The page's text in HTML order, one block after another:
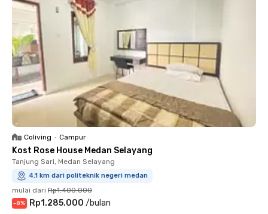
Coliving • Campur
Kost Rose House Medan Selayang
Tanjung Sari, Medan Selayang
4.1 km dari politeknik negeri medan
mulai dari Rp1.400.000
-8% Rp1.285.000 /bulan